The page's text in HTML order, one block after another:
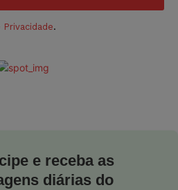
Privacidade.
e receba as
diárias do